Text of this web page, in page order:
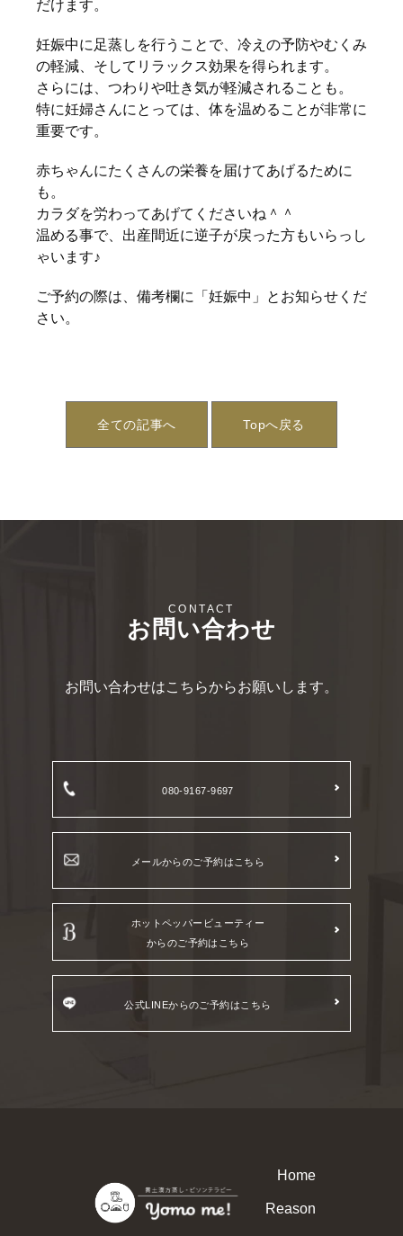
だけます。
妊娠中に足蒸しを行うことで、冷えの予防やむくみ
の軽減、そしてリラックス効果を得られます。
さらには、つわりや吐き気が軽減されることも。
特に妊婦さんにとっては、体を温めることが非常に
重要です。
赤ちゃんにたくさんの栄養を届けてあげるために
も。
カラダを労わってあげてくださいね＾＾
温める事で、出産間近に逆子が戻った方もいらっし
ゃいます♪
ご予約の際は、備考欄に「妊娠中」とお知らせくだ
さい。
全ての記事へ Topへ戻る
お問い合わせ
お問い合わせはこちらからお願いします。
080-9167-9697
メールからのご予約はこちら
ホットペッパービューティー
からのご予約はこちら
公式LINEからのご予約はこちら
Home
Reason